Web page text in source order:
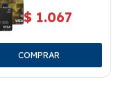
$ 1.067